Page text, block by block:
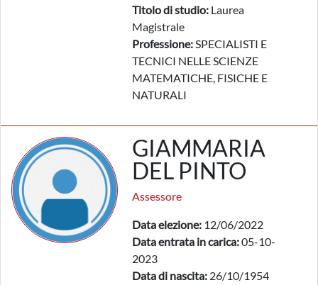
Titolo di studio: Laurea
Magistrale
Professione:SPECIALISTI E
TECNICI NELLE SCIENZE
MATEMATICHE, FISICHE E
NATURALI
GIAMMARIA
DEL PINTO
Assessore
Data elezione: 12/06/2022
Data entrata in carica:05-10-
2023
Data di nascita: 26/10/1954